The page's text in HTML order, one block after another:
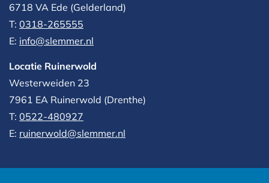
6718 VA Ede (Gelderland)
T: 0318-265555
E: info@slemmer.nl
Locatie Ruinerwold
Westerweiden 23
7961 EA Ruinerwold (Drenthe)
T: 0522-480927‬
E: ruinerwold@slemmer.nl